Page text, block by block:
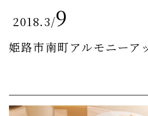
2018.3/9
姫路市南町アルモニーア